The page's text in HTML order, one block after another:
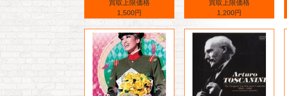
買取上限価格
1,500円
買取上限価格
1,200円